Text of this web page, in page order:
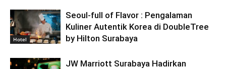
Hotel
Seoul-full of Flavor : Pengalaman
Kuliner Autentik Korea di DoubleTree
by Hilton Surabaya
JW Marriott Surabaya Hadirkan